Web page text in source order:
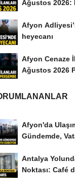
Ağustos 2026:
Afyon
heyecanı
Afyon Cenaze
Ağustos 2026
Afyon'da
Gündemde,
Antalya
Noktası: Café